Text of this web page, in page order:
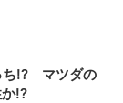
ち!? マツダの
!?